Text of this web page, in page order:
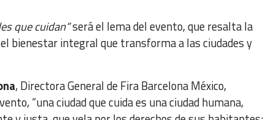
que cuidan”será el lema del evento, que resalta la
bienestar integral que transforma a las ciudades y
, Directora General de Fira Barcelona México,
“una ciudad que cuida es una ciudad humana,